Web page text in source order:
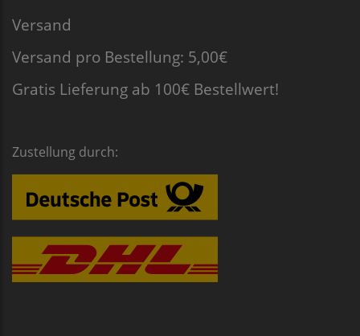
Versand
Versand pro Bestellung: 5,00€
Gratis Lieferung ab 100€ Bestellwert!
Zustellung durch: